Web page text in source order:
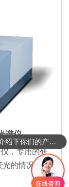
谱仪
，专用的研
光的情况下执
可以介绍下你们的产品么